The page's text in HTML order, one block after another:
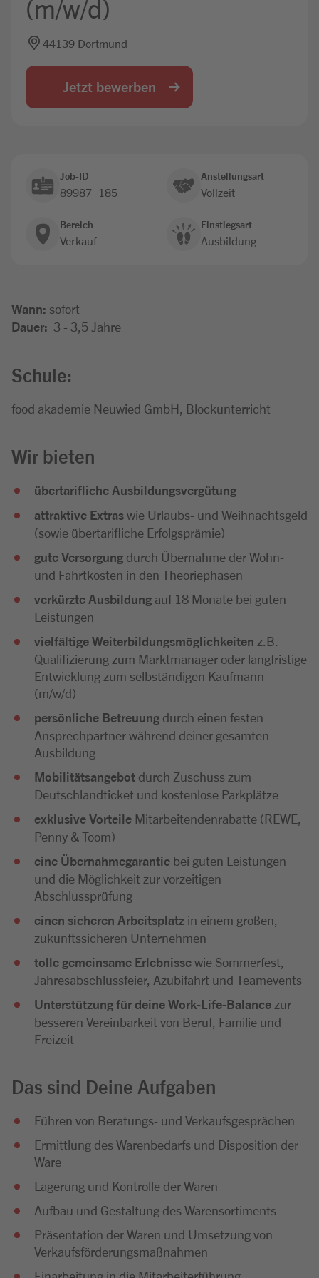
(m/w/d)
44139 Dortmund
Jetzt bewerben
Job-ID
89987_185
Anstellungsart
Vollzeit
Bereich
Verkauf
Einstiegsart
Ausbildung
Wann: sofort
Dauer: 3 - 3,5 Jahre
Schule:
food akademie Neuwied GmbH, Blockunterricht
Wir bieten
übertarifliche Ausbildungsvergütung
attraktive Extraswie Urlaubs- und Weihnachtsgeld
(sowie übertarifliche Erfolgsprämie)
gute Versorgung durch Übernahme der Wohn-
und Fahrtkosten in den Theoriephasen
verkürzte Ausbildung auf 18 Monate bei guten
Leistungen
vielfältige Weiterbildungsmöglichkeiten z.B.
Qualifizierung zum Marktmanager oder langfristige
Entwicklung zum selbständigen Kaufmann
(m/w/d)
persönliche Betreuung durch einen festen
Ansprechpartner während deiner gesamten
Ausbildung
Mobilitätsangebot durch Zuschuss zum
Deutschlandticket und kostenlose Parkplätze
exklusive Vorteile Mitarbeitendenrabatte (REWE,
Penny & Toom)
eine Übernahmegarantie bei guten Leistungen
und die Möglichkeit zur vorzeitigen
Abschlussprüfung
einen sicheren Arbeitsplatz in einem großen,
zukunftssicheren Unternehmen
tolle gemeinsame Erlebnissewie Sommerfest,
Jahresabschlussfeier, Azubifahrt und Teamevents
Unterstützung für deine Work-Life-Balance zur
besseren Vereinbarkeit von Beruf, Familie und
Freizeit
Das sind Deine Aufgaben
Führen von Beratungs- und Verkaufsgesprächen
Ermittlung des Warenbedarfs und Disposition der
Ware
Lagerung und Kontrolle der Waren
Aufbau und Gestaltung des Warensortiments
Präsentation der Waren und Umsetzung von
Verkaufsförderungsmaßnahmen